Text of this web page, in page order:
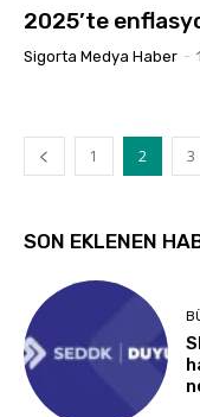
2025’te
Sigorta Medya Haber -
1 2 3
SON EKLENEN